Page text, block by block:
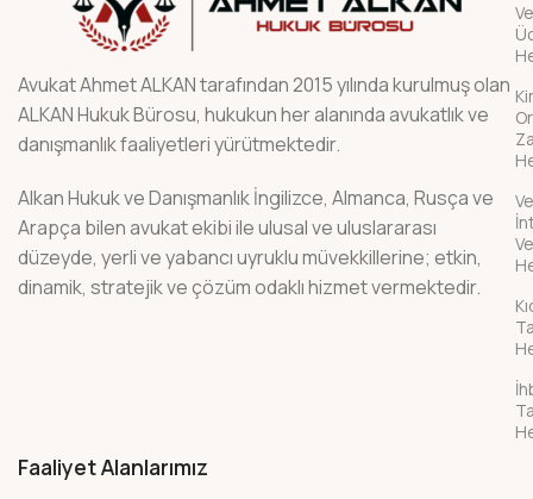
Avukat Ahmet ALKAN tarafından 2015 yılında kurulmuş olan
ALKAN Hukuk Bürosu, hukukun her alanında avukatlık ve
danışmanlık faaliyetleri yürütmektedir.
Alkan Hukuk ve Danışmanlık İngilizce, Almanca, Rusça ve
Arapça bilen avukat ekibi ile ulusal ve uluslararası
düzeyde, yerli ve yabancı uyruklu müvekkillerine; etkin,
dinamik, stratejik ve çözüm odaklı hizmet vermektedir.
Faaliyet Alanlarımız